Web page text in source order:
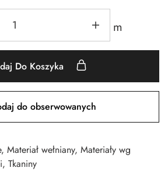
m
Do Koszyka
do obserwowanych
, Materiał wełniany, Materiały wg
, Tkaniny